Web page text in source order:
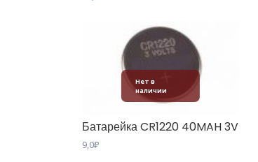
Нет в
наличии
Батарейка CR1220 40MAH 3V
9,0₽